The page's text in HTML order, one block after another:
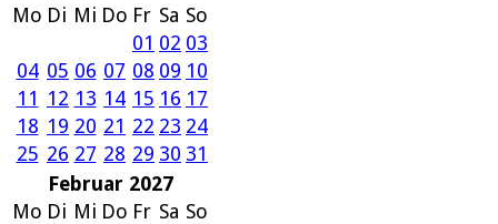
Mo Di Mi Do Fr Sa So
01 02 03
04 05 06 07 08 09 10
11 12 13 14 15 16 17
18 19 20 21 22 23 24
25 26 27 28 29 30 31
Februar 2027
Mo Di Mi Do Fr Sa So